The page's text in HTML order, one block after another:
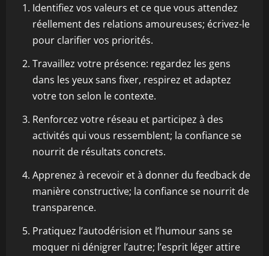
Identifiez vos valeurs et ce que vous attendez
réellement des relations amoureuses; écrivez-le
pour clarifier vos priorités.
Travaillez votre présence: regardez les gens
dans les yeux sans fixer, respirez et adaptez
votre ton selon le contexte.
Renforcez votre réseau et participez à des
activités qui vous ressemblent; la confiance se
nourrit de résultats concrets.
Apprenez à recevoir et à donner du feedback de
manière constructive; la confiance se nourrit de
transparence.
Pratiquez l’autodérision et l’humour sans se
moquer ni dénigrer l’autre; l’esprit léger attire